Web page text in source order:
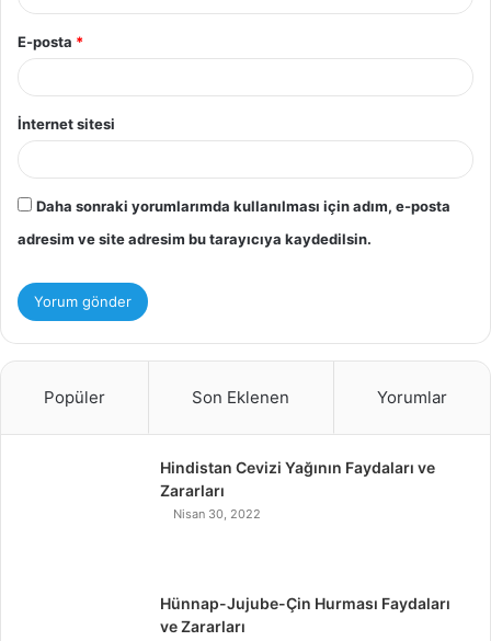
E-posta *
İnternet sitesi
Daha sonraki yorumlarımda kullanılması için adım, e-posta
adresim ve site adresim bu tarayıcıya kaydedilsin.
Popüler Son Eklenen Yorumlar
Hindistan Cevizi Yağının Faydaları ve
Zararları
Nisan 30, 2022
Hünnap-Jujube-Çin Hurması Faydaları
ve Zararları